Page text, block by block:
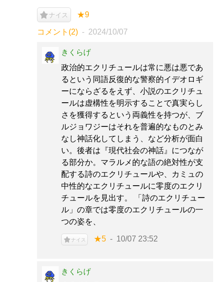
ナイス ★9
コメント(2) 2024/10/07
きくらげ
政治的エクリチュールは常に悪は悪であ
るという同語反復的な警察的イデオロギ
ーにならざるをえず、小説のエクリチュ
ールは虚構性を明示することで真実らし
さを獲得するという両義性を持つが、ブ
ルジョワジーはそれを普遍的なものとみ
なし神話化してしまう、など分析が面白
い。後者は『現代社会の神話』につなが
る部分か。マラルメ的な語の絶対性が支
配する詩のエクリチュールや、カミュの
中性的なエクリチュールに零度のエクリ
チュールを見出す。 「詩のエクリチュー
ル」の章では零度のエクリチュールの一
つの姿を、
ナイス ★5 10/07 23:52
きくらげ